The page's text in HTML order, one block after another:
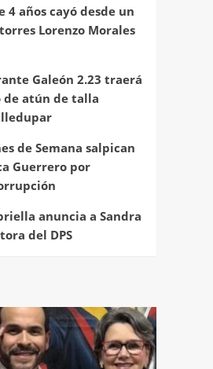
4 años cayó desde un
Lorenzo Morales
Galeón 2.23 traerá
atún de talla
de Semana salpican
Guerrero por
anuncia a Sandra
del DPS